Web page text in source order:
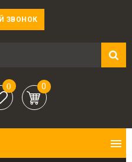
ЗВОНОК
0
0